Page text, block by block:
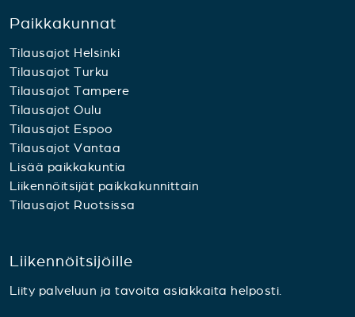
Paikkakunnat
Tilausajot Helsinki
Tilausajot Turku
Tilausajot Tampere
Tilausajot Oulu
Tilausajot Espoo
Tilausajot Vantaa
Lisää paikkakuntia
Liikennöitsijät paikkakunnittain
Tilausajot Ruotsissa
Liikennöitsijöille
Liity palveluun ja tavoita asiakkaita helposti.